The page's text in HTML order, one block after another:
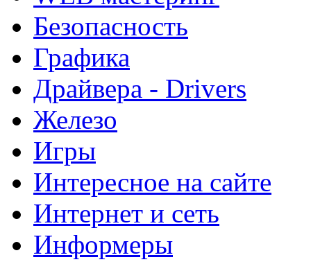
Безопасность
Графика
Драйвера - Drivers
Железо
Игры
Интересное на сайте
Интернет и сеть
Информеры